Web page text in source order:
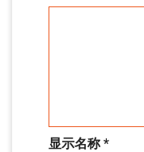
显示名称*